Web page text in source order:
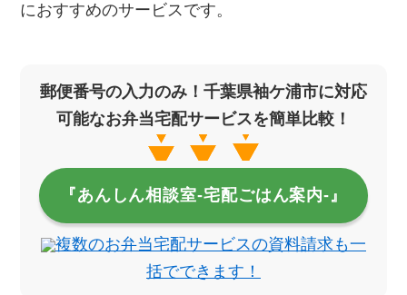
におすすめのサービスです。
郵便番号の入力のみ！千葉県袖ケ浦市に対応
可能なお弁当宅配サービスを簡単比較！
『あんしん相談室‐宅配ごはん案内‐』
複数のお弁当宅配サービスの資料請求も一
括でできます！